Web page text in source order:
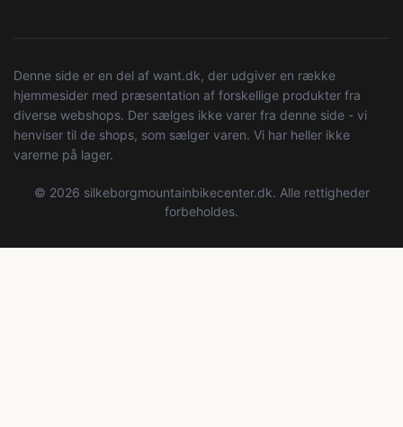
Denne side er en del af want.dk, der udgiver en række
hjemmesider med præsentation af forskellige produkter fra
diverse webshops. Der sælges ikke varer fra denne side - vi
henviser til de shops, som sælger varen. Vi har heller ikke
varerne på lager.
© 2026 silkeborgmountainbikecenter.dk. Alle rettigheder
forbeholdes.